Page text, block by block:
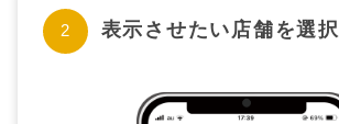
表示させたい店舗を選択